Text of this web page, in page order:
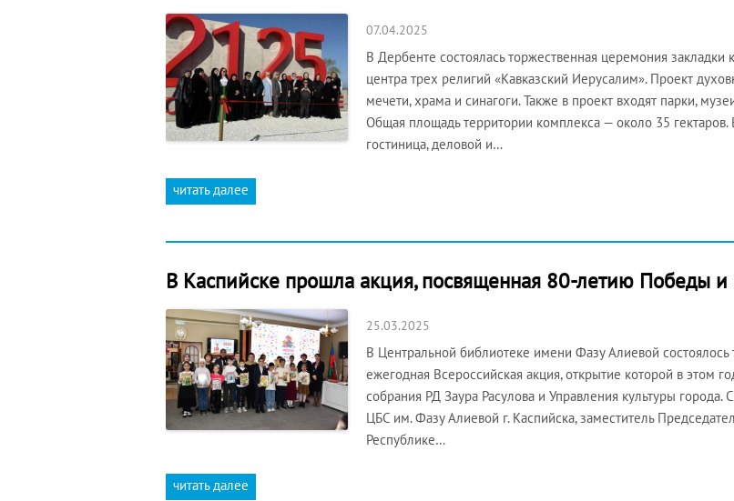
07.04.2025
В Дербенте состоялась торжественная церемония
центра трех религий «Кавказский Иерусалим». Проект
мечети, храма и синагоги. Также в проект входят парки,
Общая площадь территории комплекса — около 35 гектаров.
гостиница, деловой и…
читать далее
В Каспийске прошла акция, посвященная 80-летию Победы и
25.03.2025
В Центральной библиотеке имени Фазу Алиевой
ежегодная Всероссийская акция, открытие которой в этом
собрания РД Заура Расулова и Управления культуры
ЦБС им. Фазу Алиевой г. Каспийска, заместитель
Республике…
читать далее